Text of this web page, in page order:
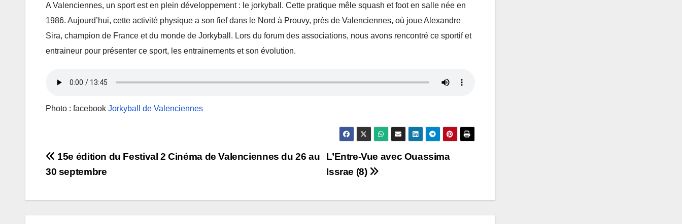
A Valenciennes, un sport est en plein développement : le jorkyball. Cette pratique mêle squash et foot en salle née en
1986. Aujourd’hui, cette activité physique a son fief dans le Nord à Prouvy, près de Valenciennes, où joue Alexandre
Sira, champion de France et du monde de Jorkyball. Lors du forum des associations, nous avons rencontré ce sportif et
entraineur pour présenter ce sport, les entrainements et son évolution.
Photo : facebook Jorkyball de Valenciennes
Navigation
de
l’article
L’Entre-Vue avec Ouassima
Issrae (8)
15e édition du Festival 2 Cinéma de Valenciennes du 26 au
30 septembre